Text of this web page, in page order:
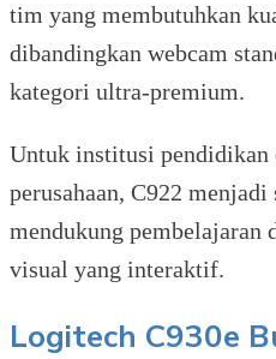
tim yang membutuhkan
dibandingkan webcam
kategori ultra-premium.
Untuk institusi
perusahaan, C922
mendukung pembelajaran
visual yang interaktif.
Logitech C930e